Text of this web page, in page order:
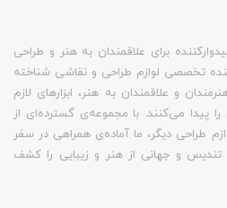
برای علاقمندان به هنر و طراحی
تخصصی لوازم طراحی و نقاشی شناخته
و علاقمندان به هنر، ابزارهای لازم
پیدا می‌کنند. با مجموعه‌ی گسترده‌ای از
طراحی دیگر، ما آماده‌ی همراهی در سفر
و جهانی از هنر و زیبایی را کشف